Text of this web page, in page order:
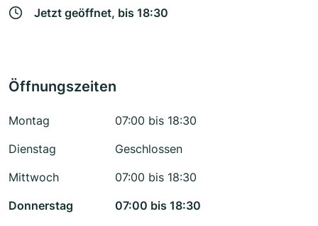
Jetzt geöffnet, bis 18:30
Öffnungszeiten
Montag
07:00 bis 18:30
Dienstag
Geschlossen
Mittwoch
07:00 bis 18:30
Donnerstag
07:00 bis 18:30